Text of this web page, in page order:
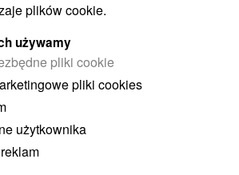
TOP - BESTSELLERY
plików cookie.
używamy
pliki cookie
pliki cookies
użytkownika